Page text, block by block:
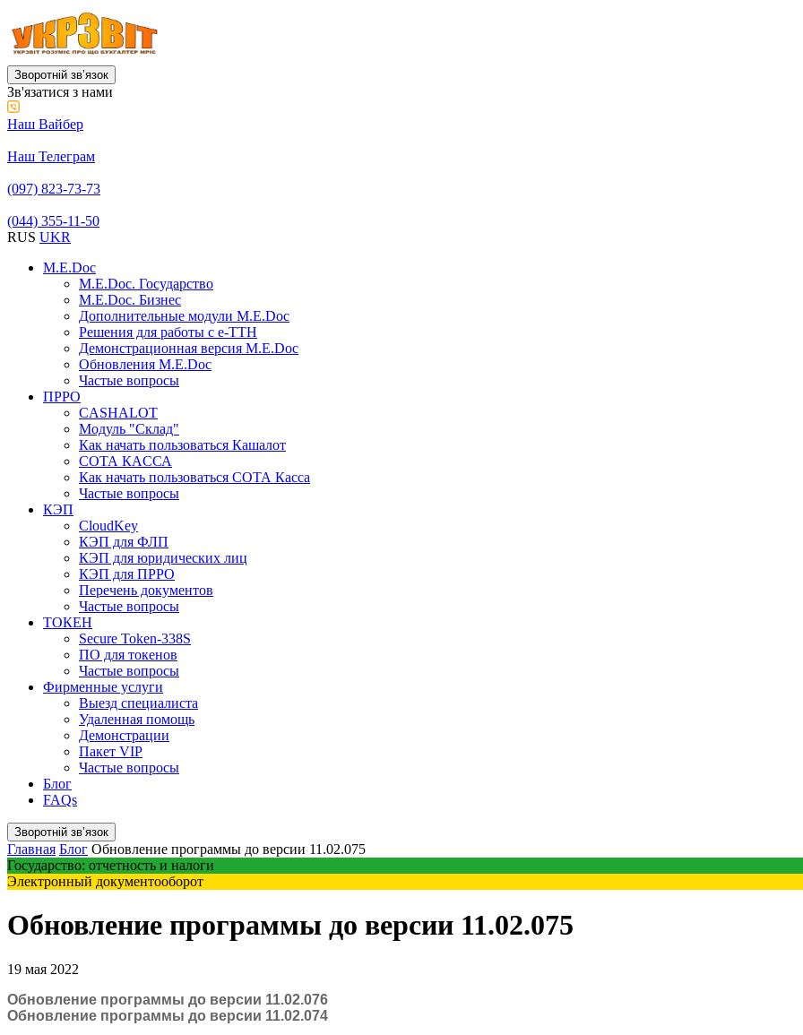
Зворотній звʼязок
Зв'язатися з нами
Наш Вайбер
Наш Телеграм
(097) 823-73-73
(044) 355-11-50
RUS UKR
M.E.Doc
M.E.Doc. Государство
M.E.Doc. Бизнес
Дополнительные модули M.E.Doc
Решения для работы с е-ТТН
Демонстрационная версия M.E.Doc
Обновления M.E.Doc
Частые вопросы
ПРРО
CASHALOT
Модуль "Склад"
Как начать пользоваться Кашалот
СОТА КАCСА
Как начать пользоваться СОТА Касса
Частые вопросы
КЭП
CloudKey
КЭП для ФЛП
КЭП для юридических лиц
КЭП для ПРРО
Перечень документов
Частые вопросы
ТОКЕН
Secure Token-338S
ПО для токенов
Частые вопросы
Фирменные услуги
Выезд специалиста
Удаленная помощь
Демонстрации
Пакет VIP
Частые вопросы
Блог
FAQs
Зворотній звʼязок
Главная Блог Обновление программы до версии 11.02.075
Государство: отчетность и налоги
Электронный документооборот
Обновление программы до версии 11.02.075
19 мая 2022
Обновление программы до версии 11.02.076
Обновление программы до версии 11.02.074